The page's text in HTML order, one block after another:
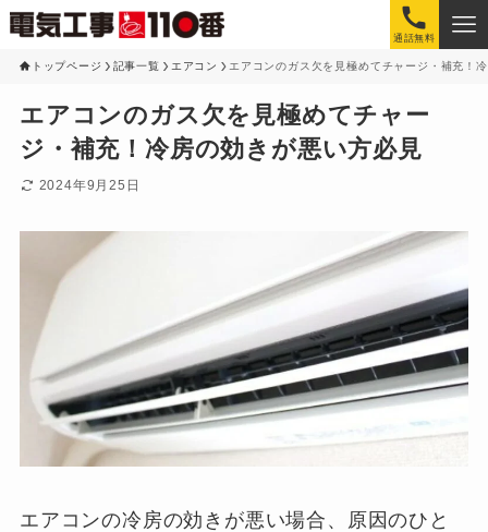
通話無料
トップページ 記事一覧 エアコン エアコンのガス欠を見極めてチャージ・補充！
エアコンのガス欠を見極めてチャー
ジ・補充！冷房の効きが悪い方必見
2024年9月25日
エアコンの冷房の効きが悪い場合、原因のひと